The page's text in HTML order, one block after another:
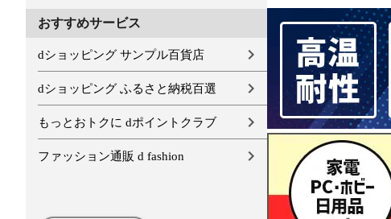
おすすめサービス
dショッピング サンプル百貨店
dショッピング ふるさと納税百選
もっとおトクに dポイントクラブ
ファッション通販 d fashion